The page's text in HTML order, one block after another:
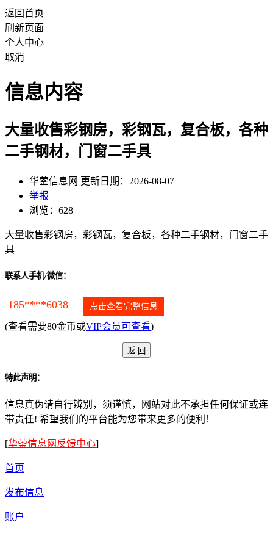
返回首页
刷新页面
个人中心
取消
信息内容
大量收售彩钢房，彩钢瓦，复合板，各种
二手钢材，门窗二手具
华蓥信息网 更新日期：2026-08-07
举报
浏览：628
大量收售彩钢房，彩钢瓦，复合板，各种二手钢材，门窗二手
具
联系人手机/微信：
185****6038 点击查看完整信息
(查看需要80金币或VIP会员可查看)
特此声明：
信息真伪请自行辨别，须谨慎，网站对此不承担任何保证或连
带责任! 希望我们的平台能为您带来更多的便利！
[华蓥信息网反馈中心]
首页
发布信息
账户